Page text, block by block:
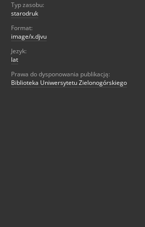
Typ zasobu:
starodruk
Format:
image/x.djvu
Jezyk:
lat
Prawa do dysponowania publikacją:
Biblioteka Uniwersytetu Zielonogórskiego